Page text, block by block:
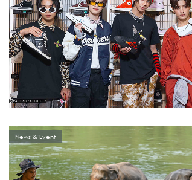
News & Event